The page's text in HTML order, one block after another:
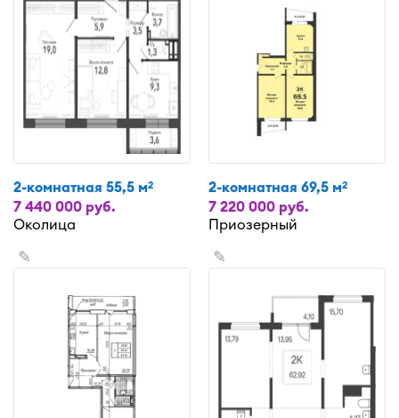
2-комнатная 55,5 м2
7 440 000 руб.
Околица
2-комнатная 69,5 м2
7 220 000 руб.
Приозерный
✎ ✎